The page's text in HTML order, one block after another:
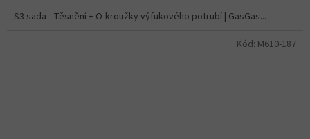
S3 sada - Těsnění + O-kroužky výfukového potrubí | GasGas...
Kód: M610-187